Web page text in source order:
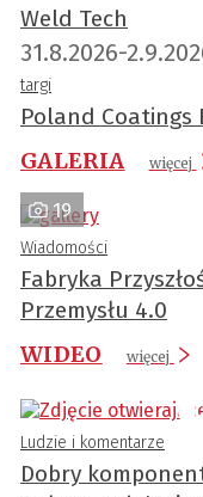
Weld Tech
31.8.2026-
targi
Poland Coatings
GALERIA
więcej
19
Wiadomości
Fabryka
Przemysłu 4.0
WIDEO
więcej
Ludzie i komentarze
Dobry